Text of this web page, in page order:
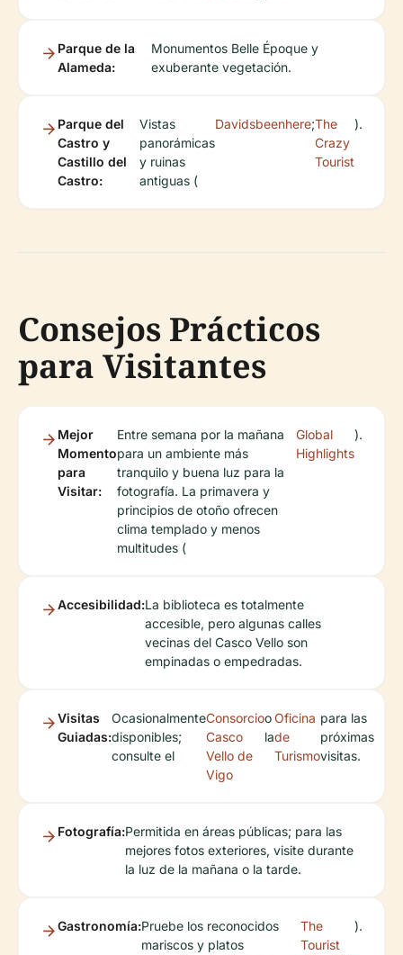
Parque de la
Alameda:
Monumentos Belle Époque y
exuberante vegetación.
Parque del
Castro y
Castillo del
Castro:
Vistas
panorámicas
y ruinas
antiguas (
Davidsbeenhere;The
Crazy
Tourist
).
Consejos Prácticos
para Visitantes
Mejor
Momento
para
Visitar:
Entre semana por la mañana
para un ambiente más
tranquilo y buena luz para la
fotografía. La primavera y
principios de otoño ofrecen
clima templado y menos
multitudes (
Global
Highlights
).
Accesibilidad:La biblioteca es totalmente
accesible, pero algunas calles
vecinas del Casco Vello son
empinadas o empedradas.
Visitas
Guiadas:
Ocasionalmente
disponibles;
consulte el
Consorcio
Casco
Vello de
Vigo
o
la
Oficina
de
Turismo
para las
próximas
visitas.
Fotografía:Permitida en áreas públicas; para las
mejores fotos exteriores, visite durante
la luz de la mañana o la tarde.
Gastronomía:Pruebe los reconocidos
mariscos y platos
The
Tourist
).